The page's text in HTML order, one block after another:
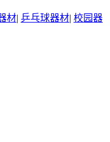
材| 乒乓球器材| 校园器